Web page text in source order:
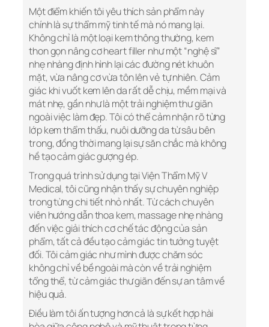
Một điểm khiến tôi yêu thích sản phẩm này
chính là sự thẩm mỹ tinh tế mà nó mang lại.
Không chỉ là một loại kem thông thường, kem
thon gọn nâng cơ heart filler như một “nghệ sĩ”
nhẹ nhàng định hình lại các đường nét khuôn
mặt, vừa nâng cơ vừa tôn lên vẻ tự nhiên. Cảm
giác khi vuốt kem lên da rất dễ chịu, mềm mại và
mát nhẹ, gần như là một trải nghiệm thư giãn
ngoài việc làm đẹp. Tôi có thể cảm nhận rõ từng
lớp kem thẩm thấu, nuôi dưỡng da từ sâu bên
trong, đồng thời mang lại sự săn chắc mà không
hề tạo cảm giác gượng ép.
Trong quá trình sử dụng tại Viện Thẩm Mỹ V
Medical, tôi cũng nhận thấy sự chuyên nghiệp
trong từng chi tiết nhỏ nhất. Từ cách chuyên
viên hướng dẫn thoa kem, massage nhẹ nhàng
đến việc giải thích cơ chế tác động của sản
phẩm, tất cả đều tạo cảm giác tin tưởng tuyệt
đối. Tôi cảm giác như mình được chăm sóc
không chỉ về bề ngoài mà còn về trải nghiệm
tổng thể, từ cảm giác thư giãn đến sự an tâm về
hiệu quả.
Điều làm tôi ấn tượng hơn cả là sự kết hợp hài